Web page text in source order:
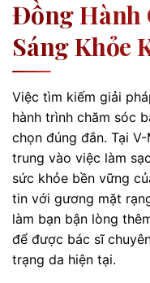
Đồng Hành
Sáng Khỏe
Việc tìm kiếm giải
hành trình chăm sóc
chọn đúng đắn. Tại
trung vào việc làm
sức khỏe bền vững
tin với gương mặt
làm bạn bận lòng
để được bác sĩ
trạng da hiện tại.